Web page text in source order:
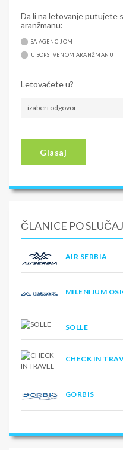
Da li na letovanje putujete
aranžmanu:
SA AGENCIJOM
U SOPSTVENOM ARANŽMANU
Letovaćete u?
izaberi odgovor
Glasaj
ČLANICE PO
AIR SERBIA
MILENIJUM
SOLLE
CHECK IN
GORBIS